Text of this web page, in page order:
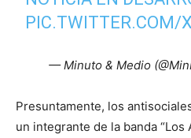
PIC.TWITTER.COM/
— Minuto & Medio
Presuntamente, los
un integrante de la banda “Los